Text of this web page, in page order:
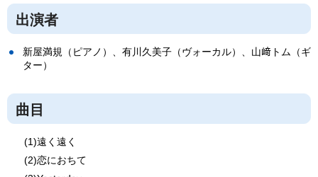
出演者
新屋満規（ピアノ）、有川久美子（ヴォーカル）、山﨑トム（ギ
ター）
曲目
(1)遠く遠く
(2)恋におちて